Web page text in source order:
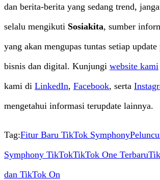
dan berita-berita yang sedang trend,
selalu mengikuti Sosiakita, sumber
yang akan mengupas tuntas setiap
bisnis dan digital. Kunjungi website kami
kami di LinkedIn, Facebook, serta
mengetahui informasi terupdate lainnya.
Tag:Fitur Baru TikTok Symphony
Symphony TikTokTikTok One Terbaru
dan TikTok On